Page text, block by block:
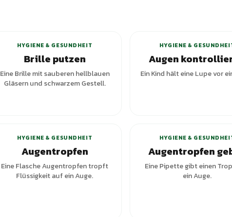
HYGIENE & GESUNDHEIT
Brille putzen
Eine Brille mit sauberen hellblauen
Gläsern und schwarzem Gestell.
HYGIENE &
Augen
Ein Kind hält eine Lupe vor
HYGIENE & GESUNDHEIT
Augentropfen
Eine Flasche Augentropfen tropft
Flüssigkeit auf ein Auge.
HYGIENE &
Augentropfen
Eine Pipette gibt einen
ein Auge.